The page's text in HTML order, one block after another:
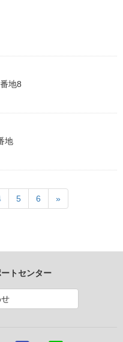
地8
地
5 6 »
トセンター